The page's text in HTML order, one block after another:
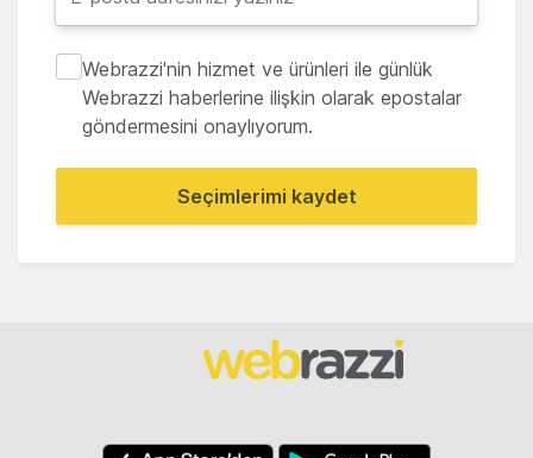
Webrazzi'nin hizmet ve ürünleri ile günlük
Webrazzi haberlerine ilişkin olarak epostalar
göndermesini onaylıyorum.
Seçimlerimi kaydet